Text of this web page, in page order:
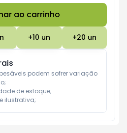
ao carrinho
+10 un +20 un
podem sofrer variação
de estoque;
ilustrativa;